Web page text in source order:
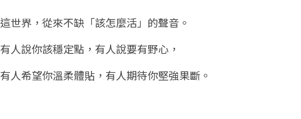
這世界，從來不缺「該怎麼活」的聲音。
有人說你該穩定點，有人說要有野心，
有人希望你溫柔體貼，有人期待你堅強果斷。